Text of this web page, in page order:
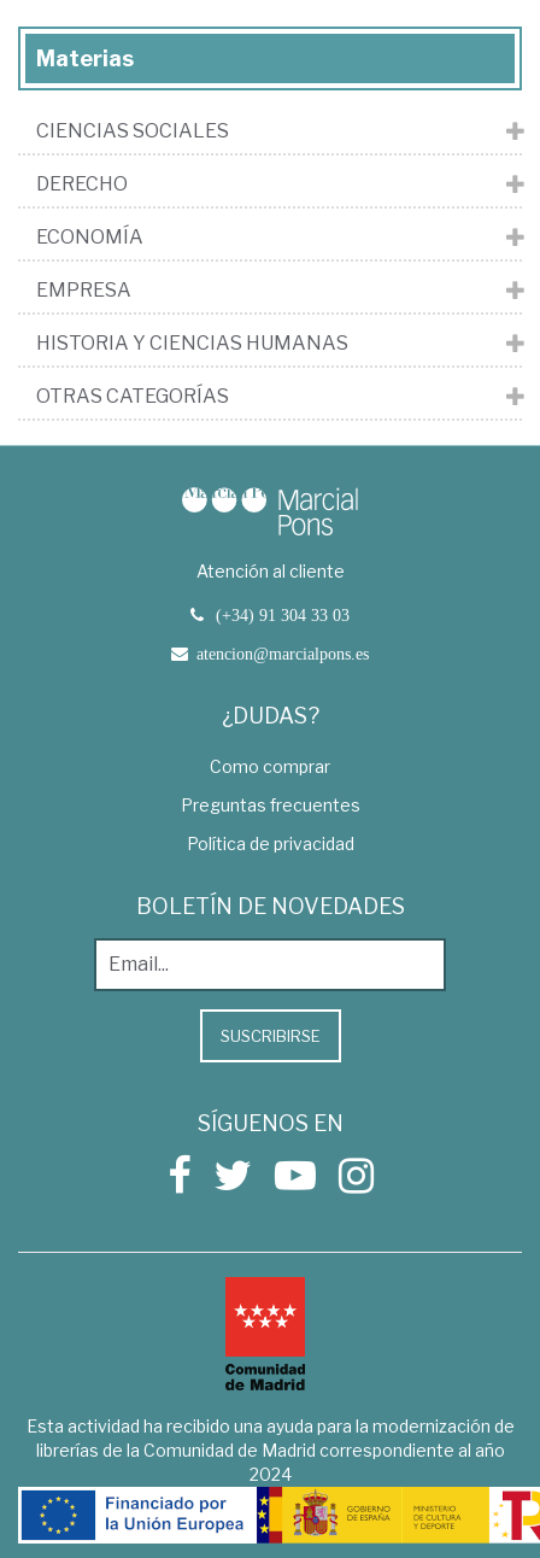
Materias
CIENCIAS SOCIALES
DERECHO
ECONOMÍA
EMPRESA
HISTORIA Y CIENCIAS HUMANAS
OTRAS CATEGORÍAS
Atención al cliente
(+34) 91 304 33 03
atencion@marcialpons.es
¿DUDAS?
Como comprar
Preguntas frecuentes
Política de privacidad
BOLETÍN DE NOVEDADES
SUSCRIBIRSE
SÍGUENOS EN
Esta actividad ha recibido una ayuda para la modernización de
librerías de la Comunidad de Madrid correspondiente al año
2024